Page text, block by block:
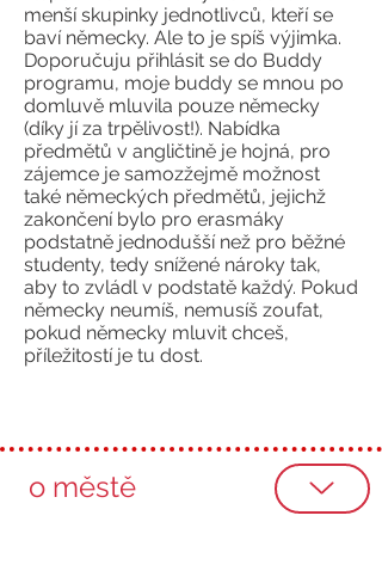
menší skupinky jednotlivců, kteří se
baví německy. Ale to je spíš výjimka.
Doporučuju přihlásit se do Buddy
programu, moje buddy se mnou po
domluvě mluvila pouze německy
(díky jí za trpělivost!). Nabídka
předmětů v angličtině je hojná, pro
zájemce je samozžejmě možnost
také německých předmětů, jejichž
zakončení bylo pro erasmáky
podstatně jednodušší než pro běžné
studenty, tedy snížené nároky tak,
aby to zvládl v podstatě každý. Pokud
německy neumíš, nemusíš zoufat,
pokud německy mluvit chceš,
příležitostí je tu dost.
o městě